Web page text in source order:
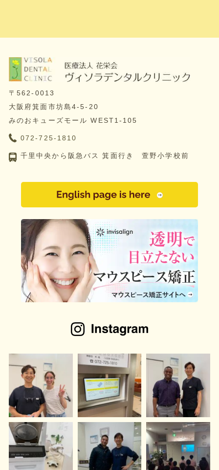
〒562-0013
大阪府箕面市坊島4-5-20
みのおキューズモール WEST1-105
072-725-1810
千里中央から阪急バス 箕面行き 萱野小学校前